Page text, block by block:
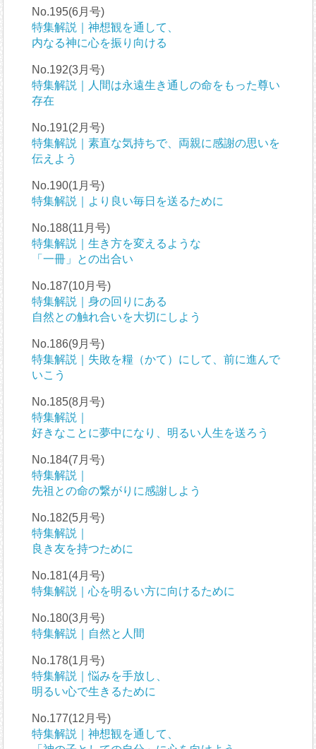
No.195(6月号)
特集解説｜神想観を通して、
内なる神に心を振り向ける
No.192(3月号)
特集解説｜人間は永遠生き通しの命をもった尊い
存在
No.191(2月号)
特集解説｜素直な気持ちで、両親に感謝の思いを
伝えよう
No.190(1月号)
特集解説｜より良い毎日を送るために
No.188(11月号)
特集解説｜生き方を変えるような
「一冊」との出合い
No.187(10月号)
特集解説｜身の回りにある
自然との触れ合いを大切にしよう
No.186(9月号)
特集解説｜失敗を糧（かて）にして、前に進んで
いこう
No.185(8月号)
特集解説｜
好きなことに夢中になり、明るい人生を送ろう
No.184(7月号)
特集解説｜
先祖との命の繋がりに感謝しよう
No.182(5月号)
特集解説｜
良き友を持つために
No.181(4月号)
特集解説｜心を明るい方に向けるために
No.180(3月号)
特集解説｜自然と人間
No.178(1月号)
特集解説｜悩みを手放し、
明るい心で生きるために
No.177(12月号)
特集解説｜神想観を通して、